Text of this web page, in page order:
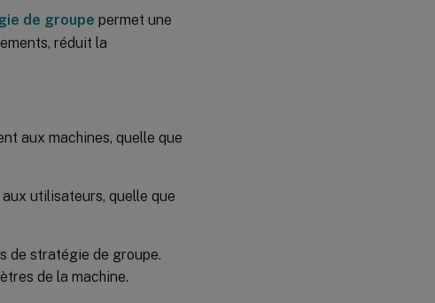
de groupe permet une
réduit la
aux machines, quelle que
utilisateurs, quelle que
de stratégie de groupe.
de la machine.